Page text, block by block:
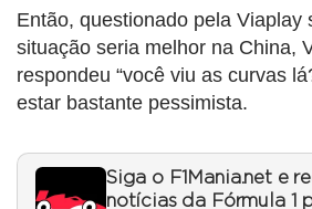
Então, questionado pela Viaplay
situação seria melhor na China,
respondeu “você viu as curvas
estar bastante pessimista.
Siga o F1Mania.net e
notícias da Fórmula 1